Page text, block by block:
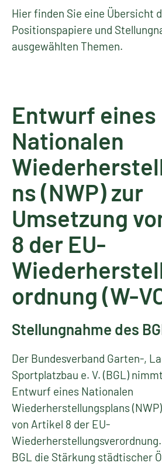
Hier finden Sie eine Übersicht
Positionspapiere und
ausgewählten Themen.
Entwurf eines
Nationalen
ns (NWP) zur
Umsetzung
8 der EU-
ordnung (W-
Stellungnahme des
Der Bundesverband Garten-,
Sportplatzbau e. V. (BGL)
Entwurf eines Nationalen
Wiederherstellungsplans
von Artikel 8 der EU-
BGL die Stärkung städtischer